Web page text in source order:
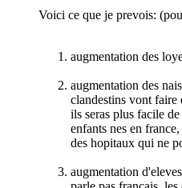
Voici ce que je prevois:
augmentation des
augmentation des
clandestins vont faire
ils seras plus facile
enfants nes en
des hopitaux qui ne
augmentation